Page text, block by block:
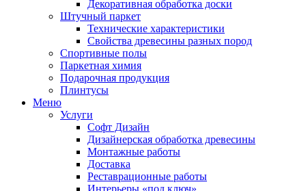
Декоративная обработка доски
Штучный паркет
Технические характеристики
Свойства древесины разных пород
Спортивные полы
Паркетная химия
Подарочная продукция
Плинтусы
Меню
Услуги
Софт Дизайн
Дизайнерская обработка древесины
Монтажные работы
Доставка
Реставрационные работы
Интерьеры «под ключ»